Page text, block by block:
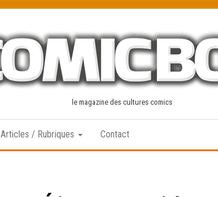
le magazine des cultures comics
Articles / Rubriques Contact